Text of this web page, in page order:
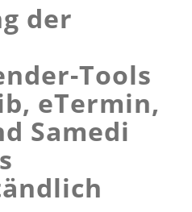
der
Tools
eTermin,
Samedi